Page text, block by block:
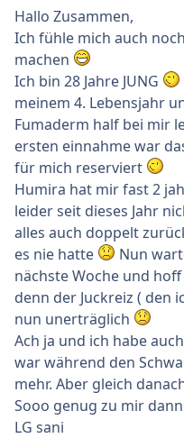
Hallo Zusammen,
Ich fühle mich auch
machen
Ich bin 28 Jahre JUNG
meinem 4. Lebensjahr
Fumaderm half bei mir
ersten einnahme war
für mich reserviert
Humira hat mir fast 2
leider seit dieses Jahr
alles auch doppelt
es nie hatte
Nun
nächste Woche und
denn der Juckreiz ( den
nun unerträglich
Ach ja und ich habe
war während den
mehr. Aber gleich
Sooo genug zu mir
LG sani